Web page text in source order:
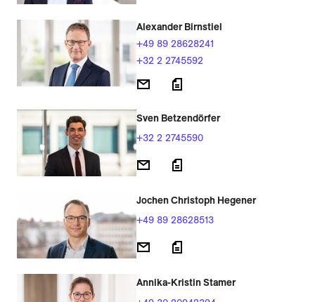
Alexander Birnstiel
+49 89 28628241
+32 2 2745592
Sven Betzendörfer
+32 2 2745590
Jochen Christoph Hegener
+49 89 28628513
Annika-Kristin Stamer